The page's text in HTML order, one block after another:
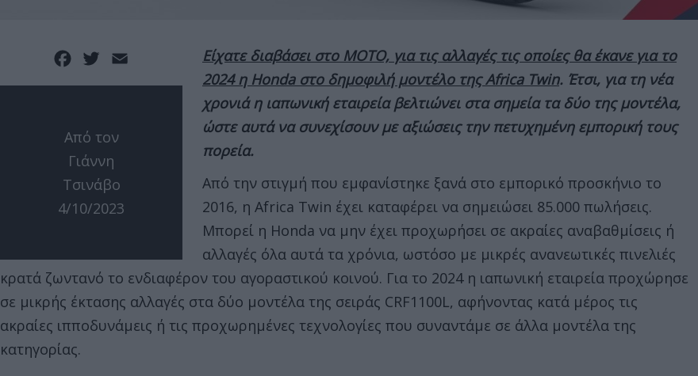
Facebook
Twitter
Από τον
Γιάννη
Τσινάβο
4/10/2023
Είχατε διαβάσει στο MOTO, για τις αλλαγές τις οποίες θα έκανε για το
2024 η Honda στο δημοφιλή μοντέλο της Africa Twin. Έτσι, για τη νέα
χρονιά η ιαπωνική εταιρεία βελτιώνει στα σημεία τα δύο της μοντέλα,
ώστε αυτά να συνεχίσουν με αξιώσεις την πετυχημένη εμπορική τους
πορεία.
Από την στιγμή που εμφανίστηκε ξανά στο εμπορικό προσκήνιο το
2016, η Africa Twin έχει καταφέρει να σημειώσει 85.000 πωλήσεις.
Μπορεί η Honda να μην έχει προχωρήσει σε ακραίες αναβαθμίσεις ή
αλλαγές όλα αυτά τα χρόνια, ωστόσο με μικρές ανανεωτικές πινελιές
κρατά ζωντανό το ενδιαφέρον του αγοραστικού κοινού. Για το 2024 η ιαπωνική εταιρεία προχώρησε
σε μικρής έκτασης αλλαγές στα δύο μοντέλα της σειράς CRF1100L, αφήνοντας κατά μέρος τις
ακραίες ιπποδυνάμεις ή τις προχωρημένες τεχνολογίες που συναντάμε σε άλλα μοντέλα της
κατηγορίας.